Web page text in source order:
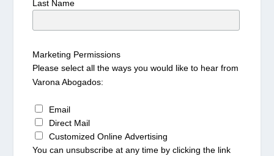
Last Name
Marketing Permissions
Please select all the ways you would like to hear from
Varona Abogados:
Email
Direct Mail
Customized Online Advertising
You can unsubscribe at any time by clicking the link